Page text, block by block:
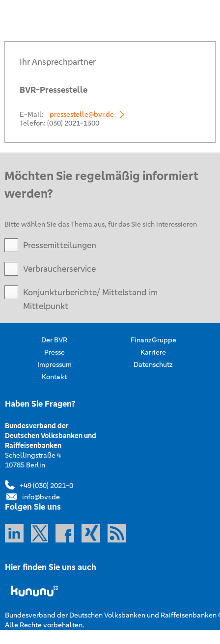
Ihr Ansprechpartner
BVR-Pressestelle
E-Mail:
pressestelle@bvr.de
Telefon: (030) 2021-1300
Möchten Sie regelmäßig informiert
werden?
Bitte wählen Sie das Thema aus, für das Sie sich interessieren
Pressemitteilungen
Verbraucherservice
Konjunkturberichte/ Mittelstand im
Mittelpunkt
Der BVR
FinanzGruppe
Presse
Karriere
Impressum
Datenschutz
Kontakt
Haben Sie Fragen?
Bundesverband der
Deutschen Volksbanken und
Raiffeisenbanken
Schellingstraße 4
10785 Berlin
+49 (030) 2021-0
info@bvr.de
Folgen Sie uns
Hier finden Sie uns auch
Bundesverband der Deutschen Volksbanken und Raiffeisenbanken
Alle Rechte vorbehalten.